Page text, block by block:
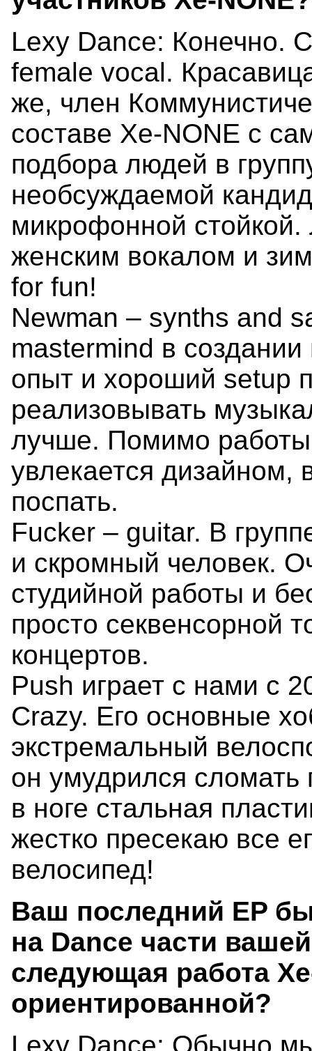
Lexy Dance: Конечно.
female vocal.
же, член
составе Xe-NONE с
подбора людей в
необсуждаемой
микрофонной
женским вокалом и
for fun!
Newman – synths and
mastermind в
опыт и хороший setup
реализовывать
лучше. Помимо
увлекается дизайном,
поспать.
Fucker – guitar. В
и скромный человек.
студийной работы и
просто секвенсорной
концертов.
Push играет с нами с
Crazy. Его основные
экстремальный
он умудрился сломать
в ноге стальная
жестко пресекаю все
велосипед!
Ваш последний EP
на Dance части
следующая работа
ориентированной?
Lexy Dance: Обычно